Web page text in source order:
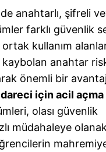
anahtarlı, şifreli
farklı güvenlik
kullanım
anahtar
önemli bir
için acil açma
olası güvenlik
müdahaleye